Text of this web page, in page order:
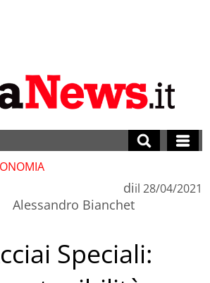
di
Alessandro Bianchet
il 28/04/2021
Speciali: